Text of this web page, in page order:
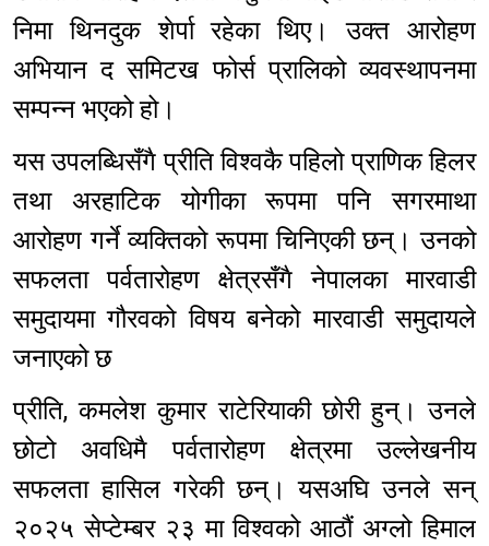
निमा थिनदुक शेर्पा रहेका थिए। उक्त आरोहण
अभियान द समिटख फोर्स प्रालिको व्यवस्थापनमा
सम्पन्न भएको हो।
यस उपलब्धिसँगै प्रीति विश्वकै पहिलो प्राणिक हिलर
तथा अरहाटिक योगीका रूपमा पनि सगरमाथा
आरोहण गर्ने व्यक्तिको रूपमा चिनिएकी छन्। उनको
सफलता पर्वतारोहण क्षेत्रसँगै नेपालका मारवाडी
समुदायमा गौरवको विषय बनेको मारवाडी समुदायले
जनाएको छ
प्रीति, कमलेश कुमार राटेरियाकी छोरी हुन्। उनले
छोटो अवधिमै पर्वतारोहण क्षेत्रमा उल्लेखनीय
सफलता हासिल गरेकी छन्। यसअघि उनले सन्
२०२५ सेप्टेम्बर २३ मा विश्वको आठौं अग्लो हिमाल